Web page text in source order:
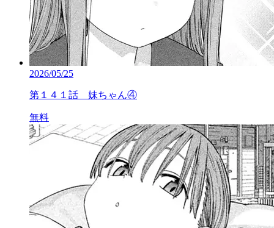
2026/05/25
第１４１話 妹ちゃん④
無料